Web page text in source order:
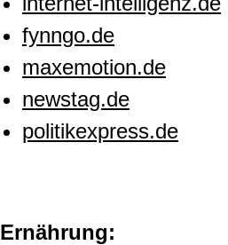
fynngo.de
maxemotion.de
newstag.de
politikexpress.de
Ernährung: